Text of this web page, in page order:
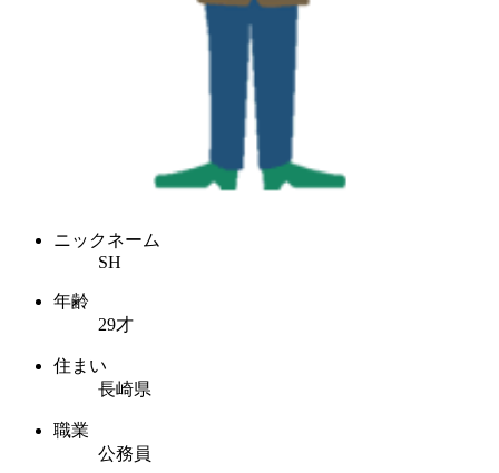
ニックネーム
SH
年齢
29才
住まい
長崎県
職業
公務員